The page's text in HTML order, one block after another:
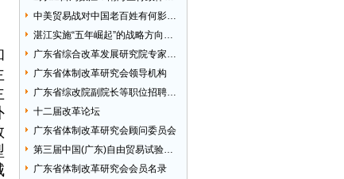
中美贸易战对中国老百姓有何影响？
湛江实施“五年崛起”的战略方向选择
广东省综合改革发展研究院专家委员会
广东省体制改革研究会领导机构
广东省综改院副院长等职位招聘启事
十二届改革论坛
广东省体制改革研究会顾问委员会
第三届中国(广东)自由贸易试验区大讲坛活动邀请函
广东省体制改革研究会会员名录